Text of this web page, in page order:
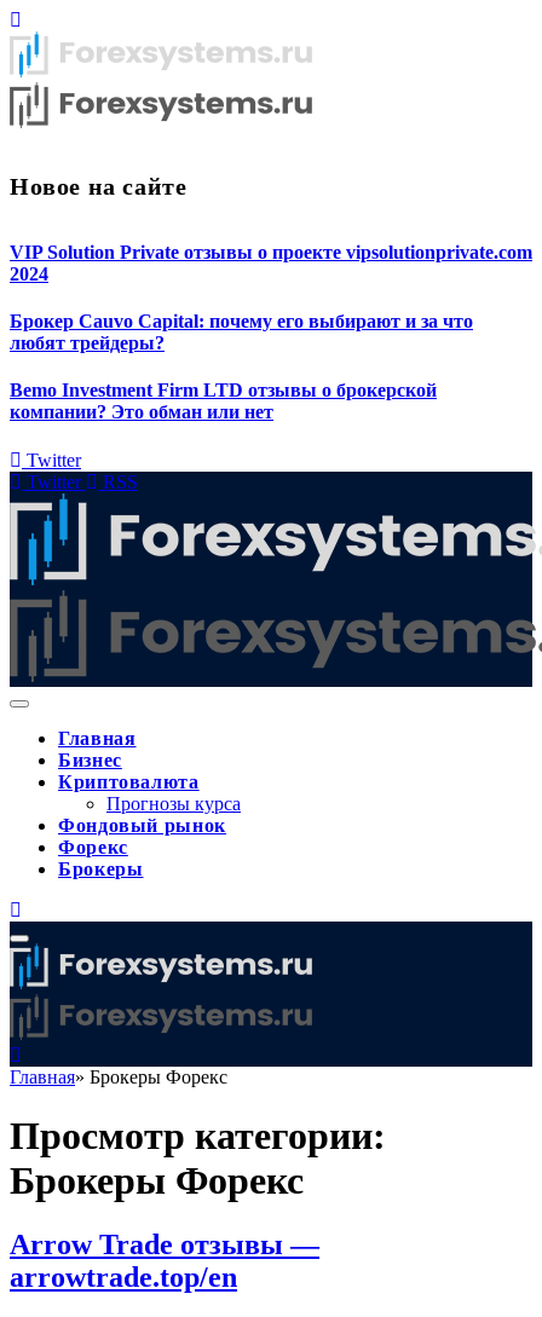
Новое на сайте
VIP Solution Private отзывы о проекте vipsolutionprivate.com
2024
Брокер Cauvo Capital: почему его выбирают и за что
любят трейдеры?
Bemo Investment Firm LTD отзывы о брокерской
компании? Это обман или нет
Twitter
Twitter
RSS
Главная
Бизнес
Криптовалюта
Прогнозы курса
Фондовый рынок
Форекс
Брокеры
Главная» Брокеры Форекс
Просмотр категории:
Брокеры Форекс
Arrow Trade отзывы —
arrowtrade.top/en